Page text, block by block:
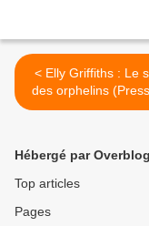
< Elly Griffiths : Le secret
des orphelins
la Cité, 2017)
Hébergé par Overblog
Top articles
Pages